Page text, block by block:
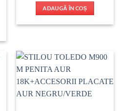
ADAUGĂ ÎN COȘ